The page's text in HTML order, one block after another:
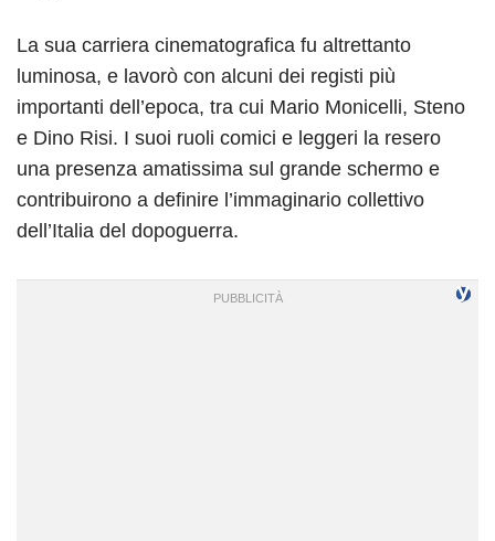
La sua carriera cinematografica fu altrettanto
luminosa, e lavorò con alcuni dei registi più
importanti dell’epoca, tra cui Mario Monicelli, Steno
e Dino Risi. I suoi ruoli comici e leggeri la resero
una presenza amatissima sul grande schermo e
contribuirono a definire l’immaginario collettivo
dell’Italia del dopoguerra.